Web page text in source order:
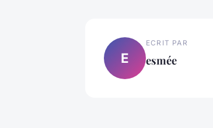
E
ECRIT PAR
esmée